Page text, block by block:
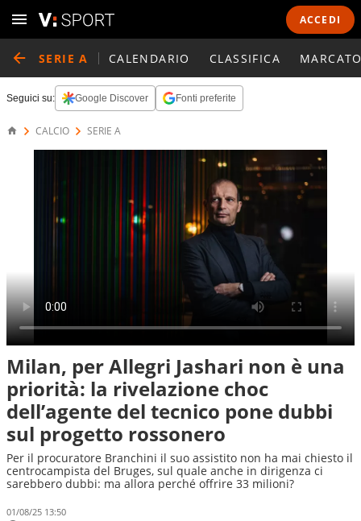
ACCEDI
SERIE A CALENDARIO CLASSIFICA
Seguici su: Google Discover Fonti preferite
CALCIO SERIE A
Milan, per Allegri Jashari non è una
priorità: la rivelazione choc
dell’agente del tecnico pone dubbi
sul progetto rossonero
Per il procuratore Branchini il suo assistito non ha mai chiesto il
centrocampista del Bruges, sul quale anche in dirigenza ci
sarebbero dubbi: ma allora perché offrire 33 milioni?
01/08/25 13:50